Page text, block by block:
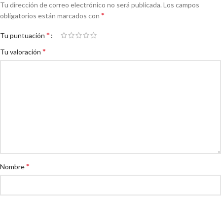
Tu dirección de correo electrónico no será publicada. Los campos
obligatorios están marcados con *
Tu puntuación *
Tu valoración *
Nombre*